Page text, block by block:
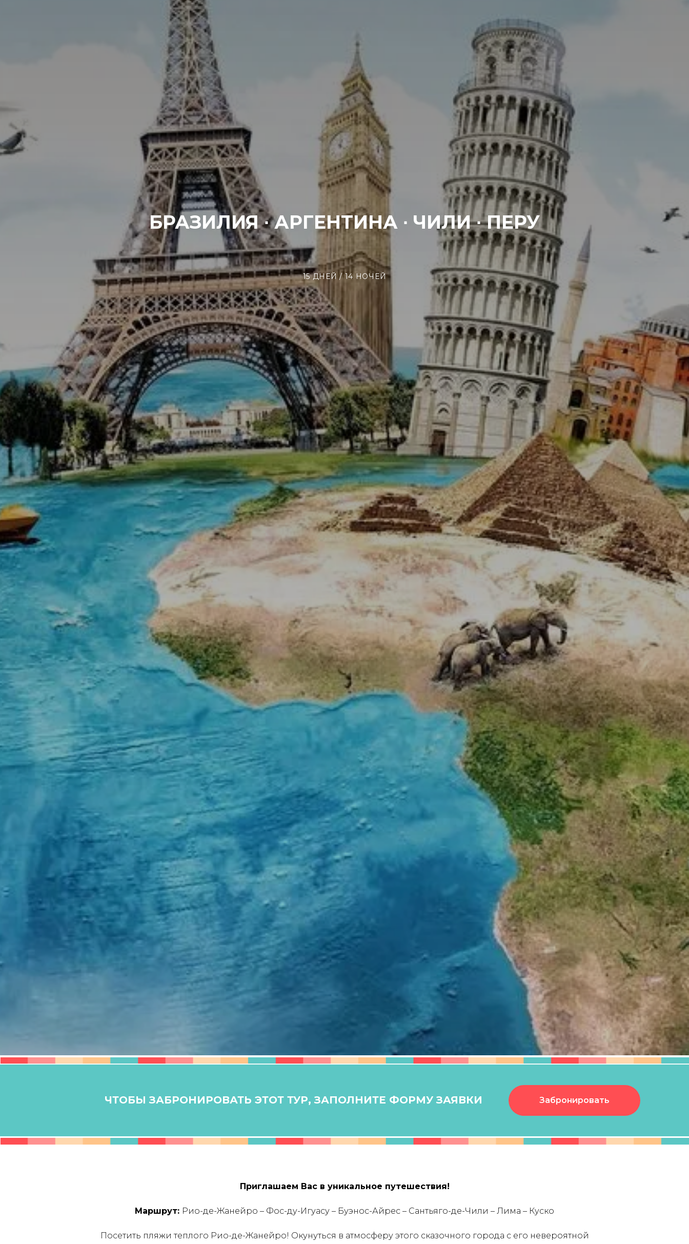
БРАЗИЛИЯ ∙ АРГЕНТИНА ∙ ЧИЛИ ∙ ПЕРУ
15 ДНЕЙ / 14 НОЧЕЙ
ЧТОБЫ ЗАБРОНИРОВАТЬ ЭТОТ ТУР, ЗАПОЛНИТЕ ФОРМУ ЗАЯВКИ Забронировать
Приглашаем Вас в уникальное путешествия!
Маршрут: Рио-де-Жанейро – Фос-ду-Игуасу – Буэнос-Айрес – Сантьяго-де-Чили – Лима – Куско
Посетить пляжи теплого Рио-де-Жанейро! Окунуться в атмосферу этого сказочного города с его невероятной